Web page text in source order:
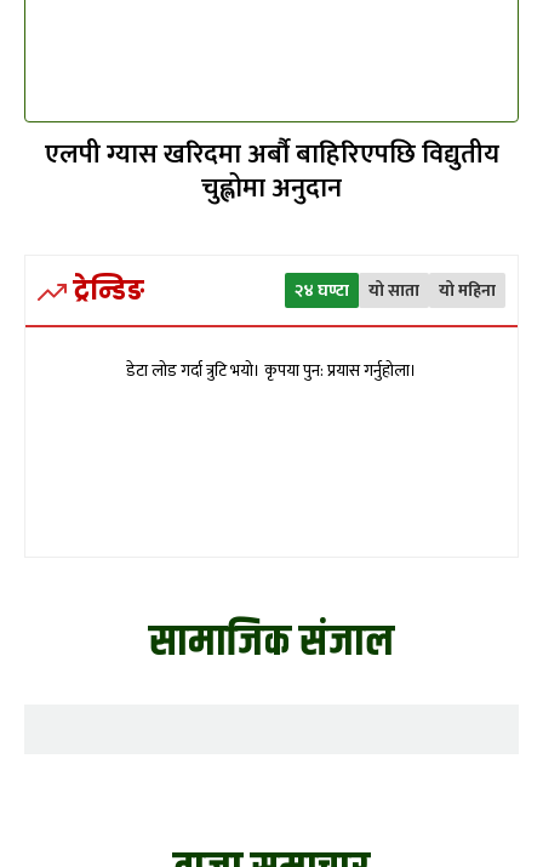
एलपी ग्यास खरिदमा अर्बौ बाहिरिएपछि विद्युतीय
चुह्लोमा अनुदान
ट्रेन्डिङ २४ घण्टा यो साता यो महिना
डेटा लोड गर्दा त्रुटि भयो। कृपया पुन: प्रयास गर्नुहोला।
सामाजिक संजाल